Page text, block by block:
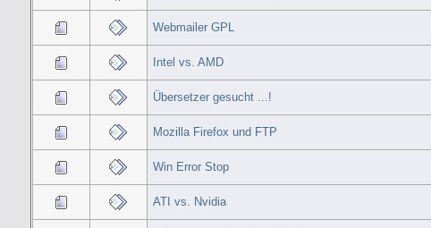
Webmailer GPL
Intel vs. AMD
Übersetzer gesucht ...!
Mozilla Firefox und FTP
Win Error Stop
ATI vs. Nvidia